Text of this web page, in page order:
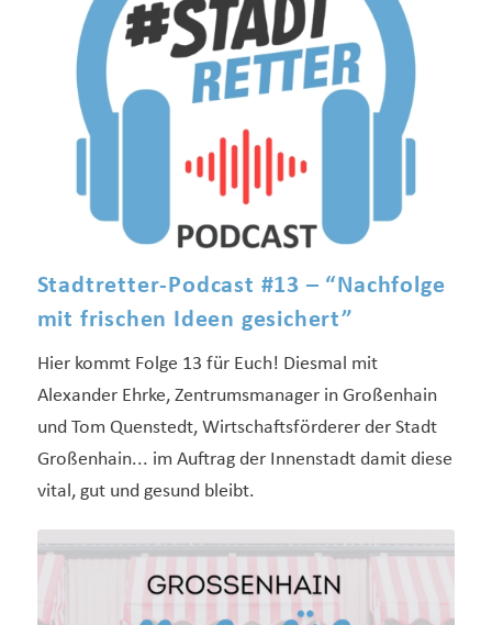
Stadtretter-Podcast #13 – “Nachfolge
mit frischen Ideen gesichert”
Hier kommt Folge 13 für Euch! Diesmal mit
Alexander Ehrke, Zentrumsmanager in Großenhain
und Tom Quenstedt, Wirtschaftsförderer der Stadt
Großenhain... im Auftrag der Innenstadt damit diese
vital, gut und gesund bleibt.